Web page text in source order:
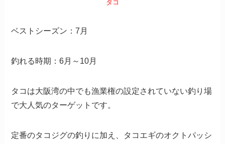
タコ
ベストシーズン：7月
釣れる時期：6月～10月
タコは大阪湾の中でも漁業権の設定されていない釣り場
で大人気のターゲットです。
定番のタコジグの釣りに加え、タコエギのオクトパッシ